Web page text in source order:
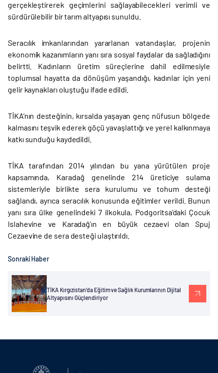
gerçekleştirerek geçimlerini sağlayabilecekleri verimli ve
sürdürülebilir bir tarım altyapısı sunuldu.
Seracılık imkanlarından yararlanan vatandaşlar, projenin
ekonomik kazanımların yanı sıra sosyal faydalar da sağladığını
belirtti. Kadınların üretim süreçlerine dahil edilmesiyle
toplumsal hayatta da dönüşüm yaşandığı, kadınlar için yeni
gelir kaynakları oluştuğu ifade edildi.
TİKA’nın desteğinin, kırsalda yaşayan genç nüfusun bölgede
kalmasını teşvik ederek göçü yavaşlattığı ve yerel kalkınmaya
katkı sunduğu kaydedildi.
TİKA tarafından 2014 yılından bu yana yürütülen proje
kapsamında, Karadağ genelinde 214 üreticiye sulama
sistemleriyle birlikte sera kurulumu ve tohum desteği
sağlandı, ayrıca seracılık konusunda eğitimler verildi. Bunun
yanı sıra ülke genelindeki 7 ilkokula, Podgoritsa’daki Çocuk
Islahevine ve Karadağ’ın en büyük cezaevi olan Spuj
Cezaevine de sera desteği ulaştırıldı.
Sonraki Haber
TİKA Kırgızistan’da Eğitim ve Sağlık Kurumlarının Dijital
Altyapısını Güçlendiriyor